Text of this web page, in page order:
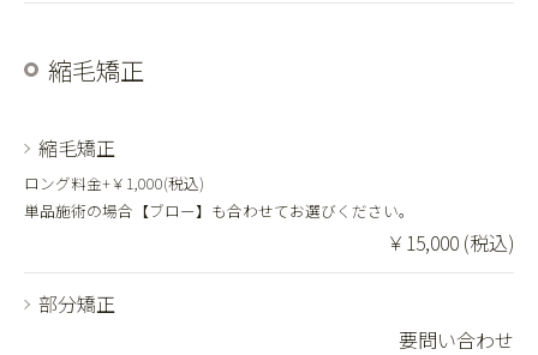
縮毛矯正
縮毛矯正
ロング料金+￥1,000(税込)
単品施術の場合【ブロー】も合わせてお選びください。
￥15,000 (税込)
部分矯正
要問い合わせ